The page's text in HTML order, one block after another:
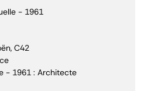
- 1961
C42
- 1961 : Architecte